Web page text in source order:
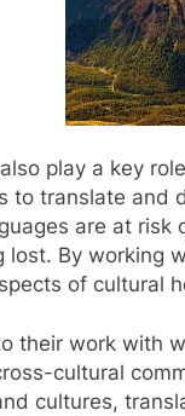
play a key
to translate and
are at
lost. By working
of cultural
their work with
cultural
cultures,